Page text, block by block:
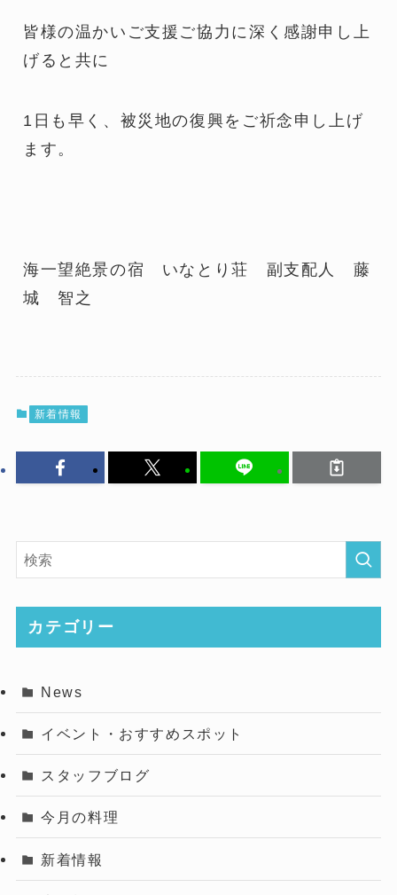
皆様の温かいご支援ご協力に深く感謝申し上
げると共に
1日も早く、被災地の復興をご祈念申し上げ
ます。
海一望絶景の宿 いなとり荘 副支配人 藤
城 智之
新着情報
カテゴリー
News
イベント・おすすめスポット
スタッフブログ
今月の料理
新着情報